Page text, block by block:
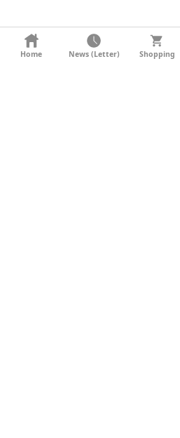
KONTAKT
Home News (Letter) Shopping